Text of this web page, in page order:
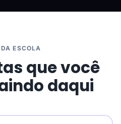
ESCOLA
que você
daqui